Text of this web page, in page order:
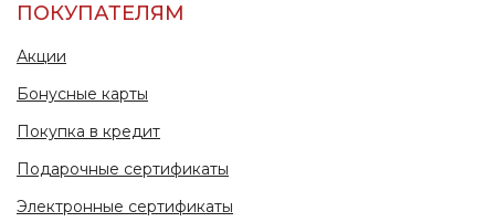
ПОКУПАТЕЛЯМ
Акции
Бонусные карты
Покупка в кредит
Подарочные сертификаты
Электронные сертификаты